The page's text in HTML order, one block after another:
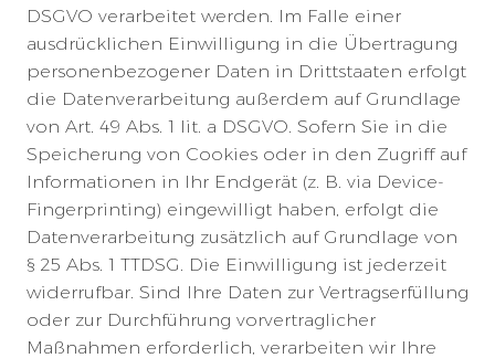
DSGVO verarbeitet werden. Im Falle einer
ausdrücklichen Einwilligung in die Übertragung
personenbezogener Daten in Drittstaaten erfolgt
die Datenverarbeitung außerdem auf Grundlage
von Art. 49 Abs. 1 lit. a DSGVO. Sofern Sie in die
Speicherung von Cookies oder in den Zugriff auf
Informationen in Ihr Endgerät (z. B. via Device-
Fingerprinting) eingewilligt haben, erfolgt die
Datenverarbeitung zusätzlich auf Grundlage von
§ 25 Abs. 1 TTDSG. Die Einwilligung ist jederzeit
widerrufbar. Sind Ihre Daten zur Vertragserfüllung
oder zur Durchführung vorvertraglicher
Maßnahmen erforderlich, verarbeiten wir Ihre